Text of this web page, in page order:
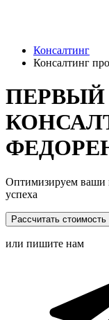
Консалтинг
Консалтинг
Оптимизируем ваши
успеха
Рассчитать стоимость
или пишите нам